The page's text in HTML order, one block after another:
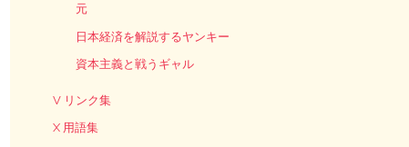
元
日本経済を解説するヤンキー
資本主義と戦うギャル
V リンク集
X 用語集